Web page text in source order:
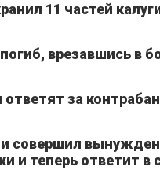
11 частей
врезавшись в
за
совершил
и теперь ответит в